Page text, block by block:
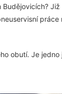
Budějovicích?
obutí. Je